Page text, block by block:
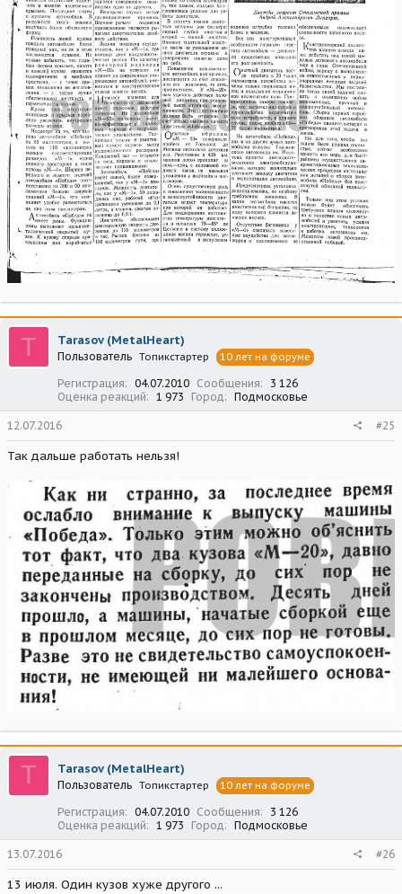
T Tarasov (MetalHeart)
Пользователь Топикстартер 10 лет на форуме
Регистрация 04.07.2010 Сообщения
3 126
Оценка реакций
1 973 Город Подмосковье
12.07.2016 #25
Так дальше работать нельзя!
T Tarasov (MetalHeart)
Пользователь Топикстартер 10 лет на форуме
Регистрация 04.07.2010 Сообщения
3 126
Оценка реакций
1 973 Город Подмосковье
13.07.2016 #26
13 июля. Один кузов хуже другого ...